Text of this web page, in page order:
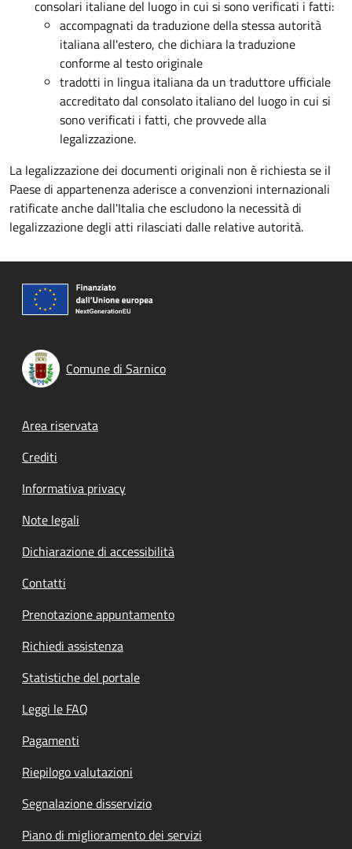
consolari italiane del luogo in cui si sono verificati i fatti:
accompagnati da traduzionedella stessa autorità
italiana all'estero, che dichiara la traduzione
conforme al testo originale
tradotti in lingua italiana da un traduttore ufficiale
accreditato dal consolato italiano del luogo in cui si
sono verificati i fatti, che provvede alla
legalizzazione.
La legalizzazione dei documenti originali non è richiesta se il
Paese di appartenenza aderisce a convenzioni internazionali
ratificate anche dall'Italia che escludono la necessità di
legalizzazione degli atti rilasciati dalle relative autorità.
Comune di Sarnico
Footer menu
Area riservata
Crediti
Informativa privacy
Note legali
Dichiarazione di accessibilità
Contatti
Prenotazione appuntamento
Richiedi assistenza
Statistiche del portale
Leggi le FAQ
Pagamenti
Riepilogo valutazioni
Segnalazione disservizio
Piano di miglioramento dei servizi